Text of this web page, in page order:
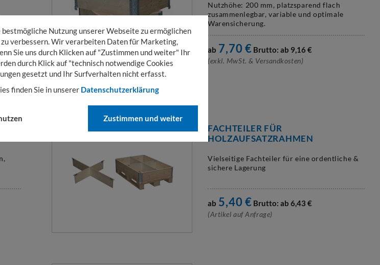
Nutzhöhe: 200 mm, platzsparend flach
zusammenlegbar, variable und optimale
Warensicherung.
ab 7,70€ Brutto: ab 9,16€
(exkl. MwSt. & Versandkosten)
FACHTEILER FÜR
HOLZAUFSATZRAHMEN
Vielseitige Fachteiler für eine ordentliche &
sichere Lagerung
ab 5,40€ Brutto: ab 6,43 €
(Artikel auf Anfrage)
Nutzung unserer Webseite zu ermöglichen
verbessern. Wir verarbeiten Daten für Marketing,
Sie uns durch Klicken auf "Zustimmen und weiter" Ihr
durch Klick auf "technisch notwendige Cookies
gesetzt und Ihr Surfverhalten nicht erfasst.
finden Sie in unserer Datenschutzerklärung
Zustimmen und weiter